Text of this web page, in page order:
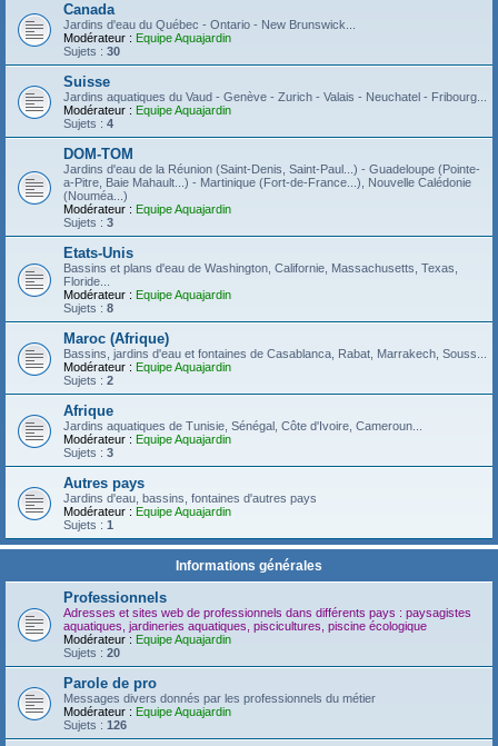
Canada
Jardins d'eau du Québec - Ontario - New Brunswick...
Modérateur : Equipe Aquajardin
Sujets : 30
Suisse
Jardins aquatiques du Vaud - Genève - Zurich - Valais - Neuchatel - Fribourg...
Modérateur : Equipe Aquajardin
Sujets : 4
DOM-TOM
Jardins d'eau de la Réunion (Saint-Denis, Saint-Paul...) - Guadeloupe (Pointe-
a-Pitre, Baie Mahault...) - Martinique (Fort-de-France...), Nouvelle Calédonie
(Nouméa...)
Modérateur : Equipe Aquajardin
Sujets : 3
Etats-Unis
Bassins et plans d'eau de Washington, Californie, Massachusetts, Texas,
Floride...
Modérateur : Equipe Aquajardin
Sujets : 8
Maroc (Afrique)
Bassins, jardins d'eau et fontaines de Casablanca, Rabat, Marrakech, Souss...
Modérateur : Equipe Aquajardin
Sujets : 2
Afrique
Jardins aquatiques de Tunisie, Sénégal, Côte d'Ivoire, Cameroun...
Modérateur : Equipe Aquajardin
Sujets : 3
Autres pays
Jardins d'eau, bassins, fontaines d'autres pays
Modérateur : Equipe Aquajardin
Sujets : 1
Informations générales
Professionnels
Adresses et sites web de professionnels dans différents pays : paysagistes
aquatiques, jardineries aquatiques, piscicultures, piscine écologique
Modérateur : Equipe Aquajardin
Sujets : 20
Parole de pro
Messages divers donnés par les professionnels du métier
Modérateur : Equipe Aquajardin
Sujets : 126